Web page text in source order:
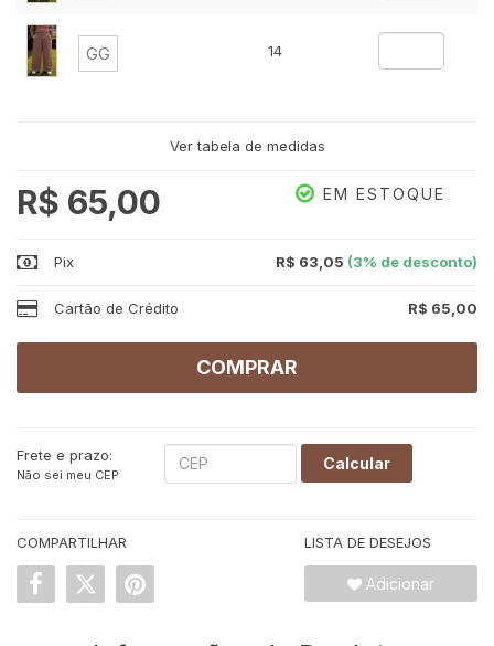
GG 14
Ver tabela de medidas
R$ 65,00 EM ESTOQUE
Pix R$ 63,05 (3% de desconto)
Cartão de Crédito R$ 65,00
COMPRAR
Frete e prazo:
Não sei meu CEP
Calcular
COMPARTILHAR LISTA DE DESEJOS
Adicionar